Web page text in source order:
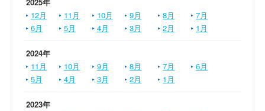
2025年
12月
11月 10月 9月 8月
7月
6月
5月 4月 3月 2月 1月
2024年
11月
10月 9月 8月 7月
6月
5月
4月 3月 2月 1月
2023年